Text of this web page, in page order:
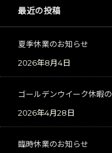
最近の投稿
夏季休業のお知らせ
2026年8月4日
ゴールデンウイーク休暇
2026年4月28日
臨時休業のお知らせ